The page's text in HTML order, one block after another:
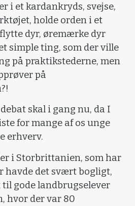
i et kardankryds, svejse,
holde orden i et
dyr, øremærke dyr
simple ting, som der ville
på praktikstederne, men
på
skal i gang nu, da I
for mange af os unge
erhverv.
i Storbrittanien, som har
havde det svært bogligt,
gode landbrugselever
hvor der var 80